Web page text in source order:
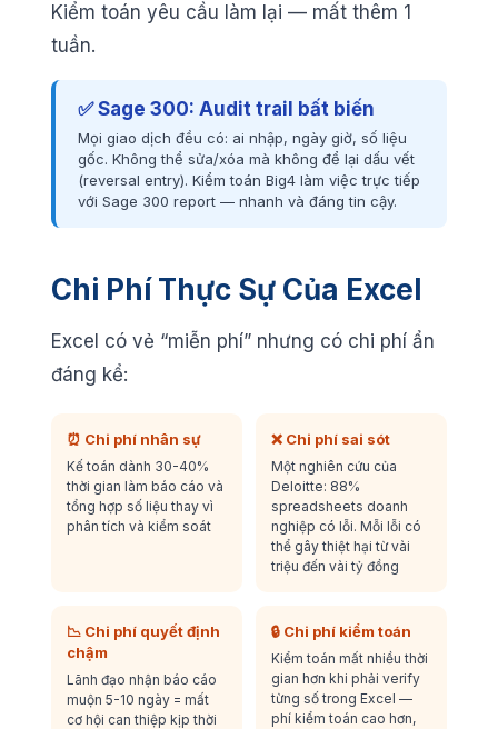
Kiểm toán yêu cầu làm lại — mất thêm 1
tuần.
✅ Sage 300: Audit trail bất biến
Mọi giao dịch đều có: ai nhập, ngày giờ, số liệu
gốc. Không thể sửa/xóa mà không để lại dấu vết
(reversal entry). Kiểm toán Big4 làm việc trực tiếp
với Sage 300 report — nhanh và đáng tin cậy.
Chi Phí Thực Sự Của Excel
Excel có vẻ “miễn phí” nhưng có chi phí ẩn
đáng kể:
⏰ Chi phí nhân sự
Kế toán dành 30-40%
thời gian làm báo cáo và
tổng hợp số liệu thay vì
phân tích và kiểm soát
❌ Chi phí sai sót
Một nghiên cứu của
Deloitte: 88%
spreadsheets doanh
nghiệp có lỗi. Mỗi lỗi có
thể gây thiệt hại từ vài
triệu đến vài tỷ đồng
📉 Chi phí quyết định
chậm
Lãnh đạo nhận báo cáo
muộn 5-10 ngày = mất
cơ hội can thiệp kịp thời
🔒 Chi phí kiểm toán
Kiểm toán mất nhiều thời
gian hơn khi phải verify
từng số trong Excel —
phí kiểm toán cao hơn,